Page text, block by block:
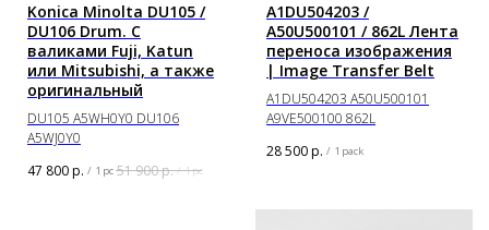
Konica Minolta DU105 /
DU106 Drum. C
валиками Fuji, Katun
или Mitsubishi, а также
оригинальный
DU105 A5WH0Y0 DU106
A5WJ0Y0
47 800р. / 1 pc 51 900р. / 1 pc
A1DU504203 /
A50U500101 / 862L Лента
переноса изображения
| Image Transfer Belt
A1DU504203 A50U500101
A9VE500100 862L
28 500р. / 1 pack